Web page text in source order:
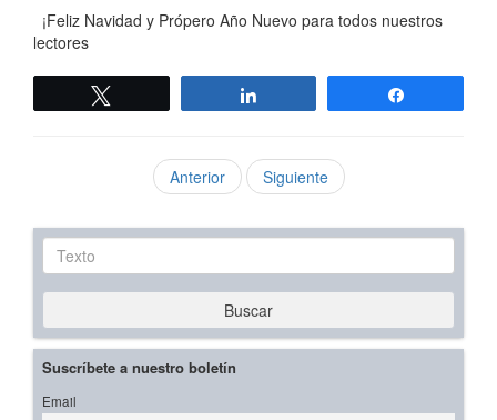
¡Feliz Navidad y Própero Año Nuevo para todos nuestros
lectores
Anterior Siguiente
Texto
Buscar
Suscríbete a nuestro boletín
Email